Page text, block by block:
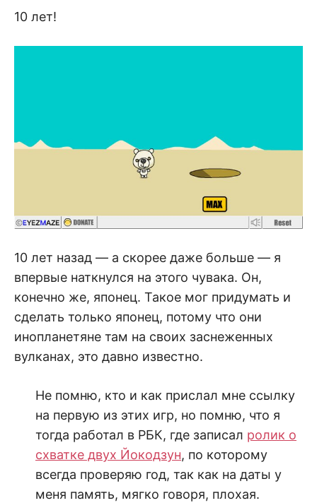
10 лет!
10 лет назад — а скорее даже больше — я
впервые наткнулся на этого чувака. Он,
конечно же, японец. Такое мог придумать и
сделать только японец, потому что они
инопланетяне там на своих заснеженных
вулканах, это давно известно.
Не помню, кто и как прислал мне ссылку
на первую из этих игр, но помню, что я
тогда работал в РБК, где записал ролик о
схватке двух Йокодзун, по которому
всегда проверяю год, так как на даты у
меня память, мягко говоря, плохая.